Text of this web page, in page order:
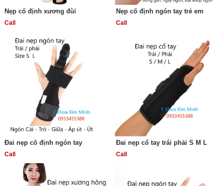
Nẹp cố định xương đùi
Call
Nẹp cố định ngón tay trẻ em
Call
Đai nẹp cố định ngón tay
Call
Đai nẹp cổ tay trái phải S M L
Call